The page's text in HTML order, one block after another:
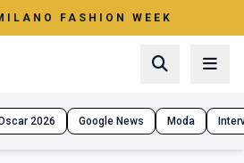
FASHION WEEK
2026 Google News Moda